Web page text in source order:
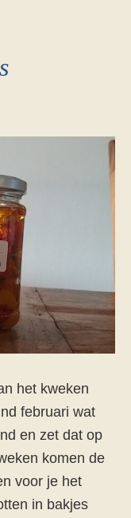
het kweken
februari wat
en zet dat op
komen de
voor je het
in bakjes